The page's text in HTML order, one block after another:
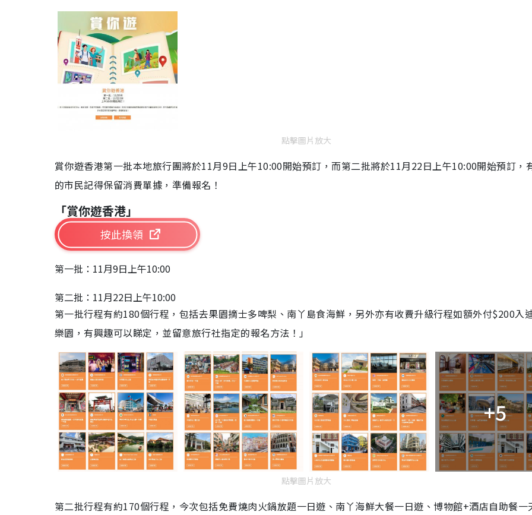
點擊圖片放大
賞你遊香港第一批本地旅行團將於11月9日上午10:00開始預訂，而第二批將於11月22日上午10:00開始預訂，
的市民記得保留消費單據，準備報名！
「賞你遊香港」
按此換領
第一批：11月9日上午10:00
第二批：11月22日上午10:00
第一批行程有約180個行程，包括去果園摘士多啤梨、南丫島食海鮮，另外亦有收費升級行程如額外付$200入
樂園，有興趣可以睇定，並留意旅行社指定的報名方法！」
+5
點擊圖片放大
第二批行程有約170個行程，今次包括免費燒肉火鍋放題一日遊、南丫海鮮大餐一日遊、博物館+酒店自助餐一